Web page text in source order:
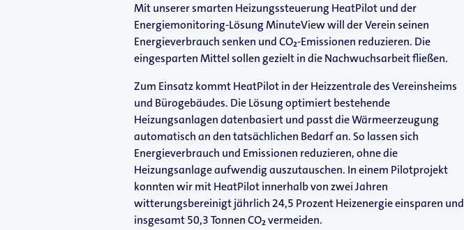
Mit unserer smarten Heizungssteuerung HeatPilot und der
Energiemonitoring-Lösung MinuteView will der Verein seinen
Energieverbrauch senken und CO₂-Emissionen reduzieren. Die
eingesparten Mittel sollen gezielt in die Nachwuchsarbeit fließen.
Zum Einsatz kommt HeatPilot in der Heizzentrale des Vereinsheims
und Bürogebäudes. Die Lösung optimiert bestehende
Heizungsanlagen datenbasiert und passt die Wärmeerzeugung
automatisch an den tatsächlichen Bedarf an. So lassen sich
Energieverbrauch und Emissionen reduzieren, ohne die
Heizungsanlage aufwendig auszutauschen. In einem Pilotprojekt
konnten wir mit HeatPilot innerhalb von zwei Jahren
witterungsbereinigt jährlich 24,5 Prozent Heizenergie einsparen und
insgesamt 50,3 Tonnen CO₂ vermeiden.